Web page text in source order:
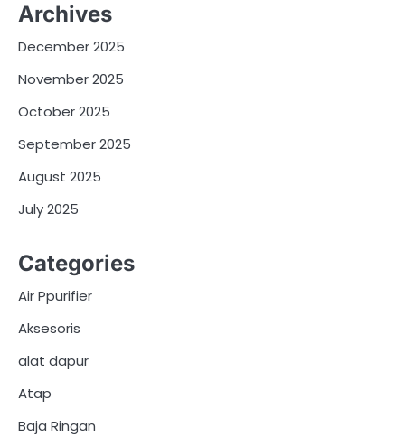
Archives
December 2025
November 2025
October 2025
September 2025
August 2025
July 2025
Categories
Air Ppurifier
Aksesoris
alat dapur
Atap
Baja Ringan